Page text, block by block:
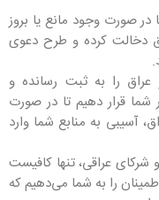
صورت وجود مانع یا بروز
دخالت کرده و طرح دعوی
را به ثبت رسانده و
شما قرار دهیم تا در صورت
آسیبی به منابع شما وارد
عراقی، تنها کافیست
را به شما می‌دهیم که